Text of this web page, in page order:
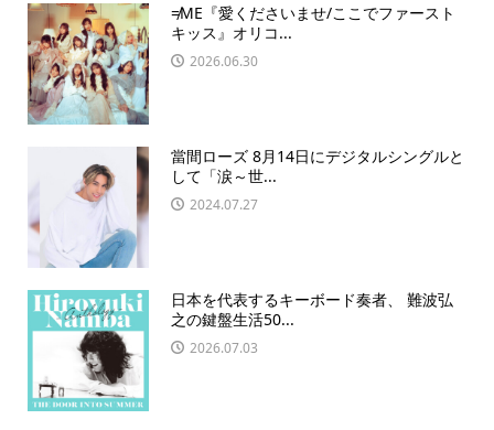
≠ME『愛くださいませ/ここでファースト
キッス』オリコ...
2026.06.30
當間ローズ 8月14日にデジタルシングルと
して「涙～世...
2024.07.27
日本を代表するキーボード奏者、 難波弘
之の鍵盤生活50...
2026.07.03